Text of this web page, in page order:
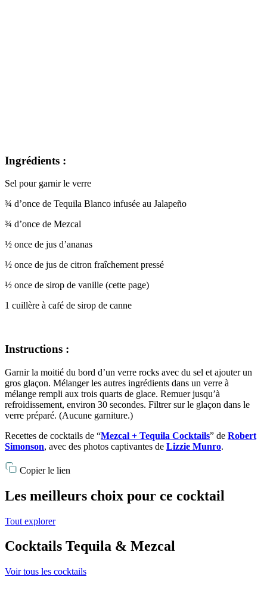
Ingrédients :
Sel pour garnir le verre
¾ d’once de Tequila Blanco infusée au Jalapeño
¾ d’once de Mezcal
½ once de jus d’ananas
½ once de jus de citron fraîchement pressé
½ once de sirop de vanille (cette page)
1 cuillère à café de sirop de canne
Instructions :
Garnir la moitié du bord d’un verre rocks avec du sel et ajouter un
gros glaçon. Mélanger les autres ingrédients dans un verre à
mélange rempli aux trois quarts de glace. Remuer jusqu’à
refroidissement, environ 30 secondes. Filtrer sur le glaçon dans le
verre préparé. (Aucune garniture.)
Recettes de cocktails de “Mezcal + Tequila Cocktails” de Robert
Simonson, avec des photos captivantes de Lizzie Munro.
Copier le lien
Les meilleurs choix pour ce cocktail
Tout explorer
Cocktails Tequila & Mezcal
Voir tous les cocktails